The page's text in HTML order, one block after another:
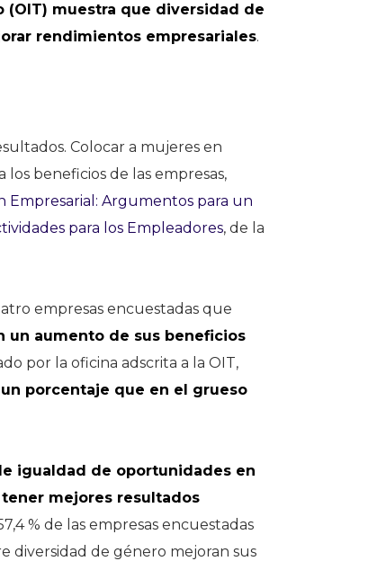
(OIT) muestra que diversidad de
rendimientos empresariales.
Colocar a mujeres en
beneficios de las empresas,
Empresarial: Argumentos para un
para los Empleadores, de la
empresas encuestadas que
un aumento de sus beneficios
por la oficina adscrita a la OIT,
un porcentaje que en el grueso
igualdad de oportunidades en
mejores resultados
% de las empresas encuestadas
diversidad de género mejoran sus